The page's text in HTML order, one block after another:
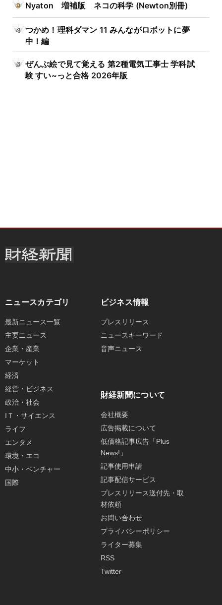
Nyaton 増補版 ネコの科学 (Newton別冊)
つかめ！理科ダマン 11 みんながロボットに夢
中！編
ぜんぶ絵で見て覚える 第2種電気工事士 学科試
験 すい~っと合格 2026年版
ニュースカテゴリ
最新ニュース一覧
主要ニュース
企業・産業
マーケット
経済
経営・ビジネス
政治・社会
IＴ・サイエンス
ライフ
エンタメ
環境・エコ
中小・ベンチャー
国際
ビジネス情報
プレスリリース
ニュースキーワード
音声ニュース
財経新聞について
会社概要
広告掲載について
低価格記事広告「Plus
News!」
記事使用申請
記事配信サービス
プレスリリース送付先・取
材依頼
お問い合わせ
プライバシーポリシー
ライター募集
RSS
Twitter